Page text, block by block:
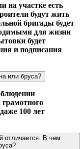
на участке есть
будут жить
бригады будет
для жизни
будет
и подписания
или бруса?
100 лет
отличается. В чем